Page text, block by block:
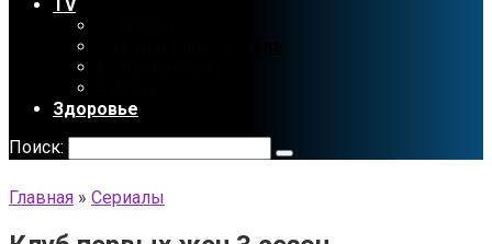
TV
Здоровье
Поиск:
Главная » Сериалы